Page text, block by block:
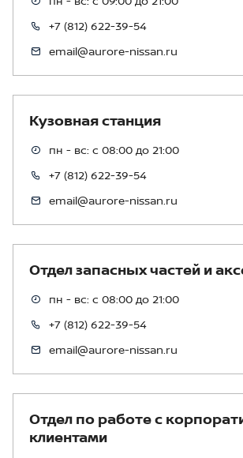
+7 (812) 622-39-54
email@aurore-nissan.ru
Кузовная станция
пн - вс: с 08:00 до 21:00
+7 (812) 622-39-54
email@aurore-nissan.ru
Отдел запасных частей и
пн - вс: с 08:00 до 21:00
+7 (812) 622-39-54
email@aurore-nissan.ru
Отдел по работе с
клиентами